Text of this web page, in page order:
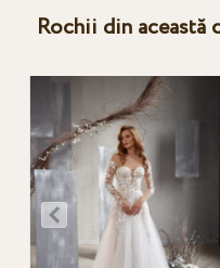
Rochii din această